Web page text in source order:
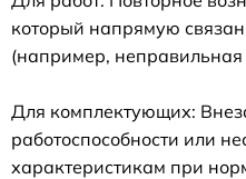
который напрямую
(например, неправильная
Для комплектующих:
работоспособности или
характеристикам при